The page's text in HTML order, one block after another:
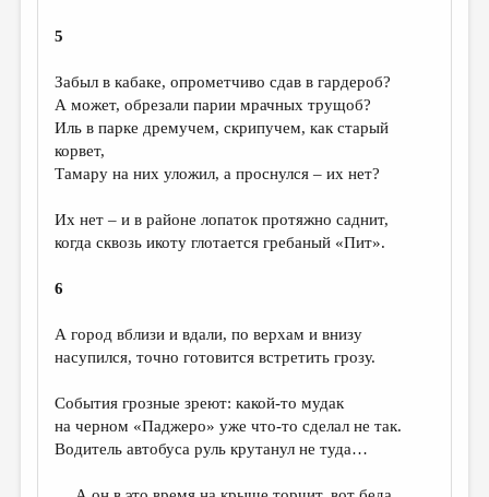
5
Забыл в кабаке, опрометчиво сдав в гардероб?
А может, обрезали парии мрачных трущоб?
Иль в парке дремучем, скрипучем, как старый
корвет,
Тамару на них уложил, а проснулся – их нет?
Их нет – и в районе лопаток протяжно саднит,
когда сквозь икоту глотается гребаный «Пит».
6
А город вблизи и вдали, по верхам и внизу
насупился, точно готовится встретить грозу.
События грозные зреют: какой-то мудак
на черном «Паджеро» уже что-то сделал не так.
Водитель автобуса руль крутанул не туда…